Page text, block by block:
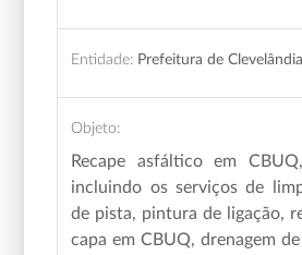
Entidade: Prefeitura de Clevelândia
Objeto:
Recape asfáltico em
incluindo os serviços de
de pista, pintura de ligação,
capa em CBUQ, drenagem